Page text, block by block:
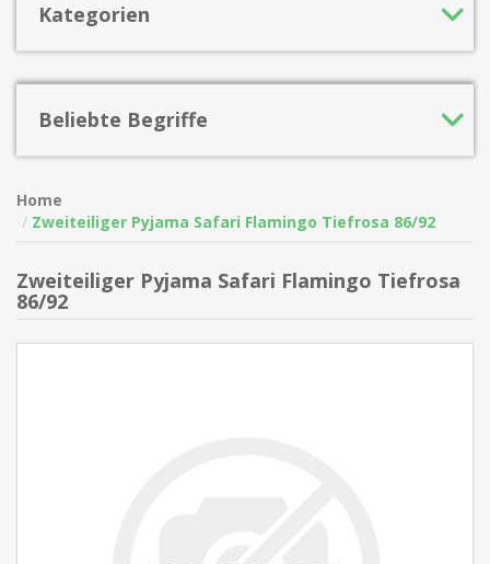
Kategorien
Beliebte Begriffe
Home
Zweiteiliger Pyjama Safari Flamingo Tiefrosa 86/92
Zweiteiliger Pyjama Safari Flamingo Tiefrosa
86/92